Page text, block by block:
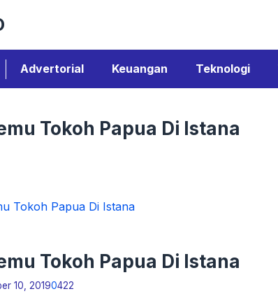
Advertorial Keuangan Teknologi
Tokoh Papua Di Istana
Tokoh Papua Di Istana
Tokoh Papua Di Istana
10, 20190422